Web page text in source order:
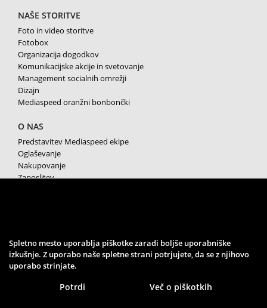
NAŠE STORITVE
Foto in video storitve
Fotobox
Organizacija dogodkov
Komunikacijske akcije in svetovanje
Management socialnih omrežji
Dizajn
Mediaspeed oranžni bonbončki
O NAS
Predstavitev Mediaspeed ekipe
Oglaševanje
Nakupovanje
Zaposlitev
Spletno mesto uporablja piškotke zaradi boljše uporabniške
izkušnje. Z uporabo naše spletne strani potrjujete, da se z njihovo
uporabo strinjate.
Potrdi Več o piškotkih